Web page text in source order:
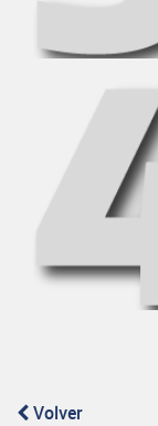
Volver